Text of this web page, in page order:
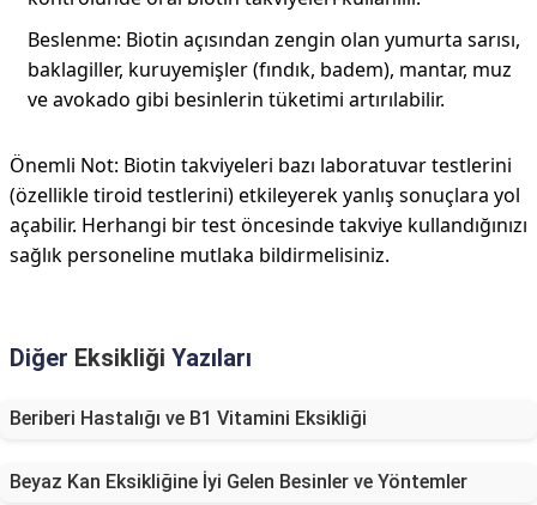
Beslenme: Biotin açısından zengin olan yumurta sarısı,
baklagiller, kuruyemişler (fındık, badem), mantar, muz
ve avokado gibi besinlerin tüketimi artırılabilir.
Önemli Not: Biotin takviyeleri bazı laboratuvar testlerini
(özellikle tiroid testlerini) etkileyerek yanlış sonuçlara yol
açabilir. Herhangi bir test öncesinde takviye kullandığınızı
sağlık personeline mutlaka bildirmelisiniz.
Diğer Eksikliği Yazıları
Beriberi Hastalığı ve B1 Vitamini Eksikliği
Beyaz Kan Eksikliğine İyi Gelen Besinler ve Yöntemler